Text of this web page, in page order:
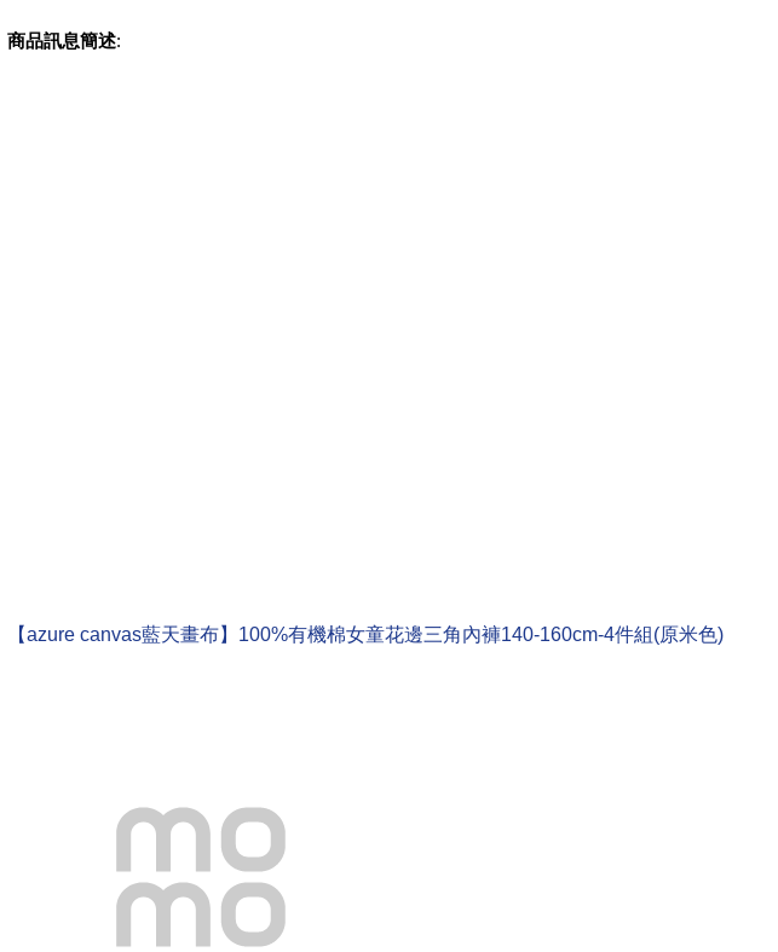
商品訊息簡述:
【azure canvas藍天畫布】100%有機棉女童花邊三角內褲140-160cm-4件組(原米色)